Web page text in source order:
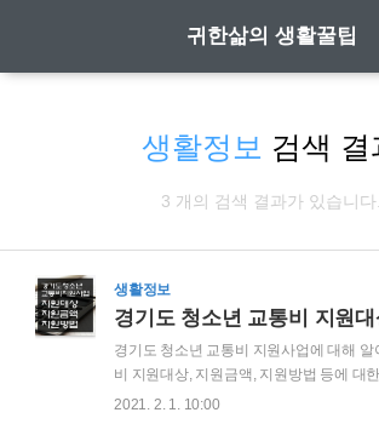
귀한삶의 생활꿀팁
생활정보 검색 결
3 개의 검색 결과가 있습니다.
생활정보
경기도 청소년 교통비 지원사업에 대해 알
비 지원대상, 지원금액, 지원방법 등에 대
시간을 가질 계획이므로 본인이 혹시 지원
2021. 2. 1. 10:00